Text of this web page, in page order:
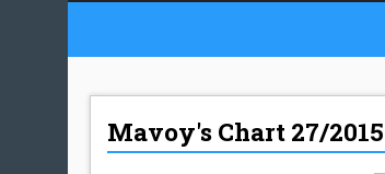
Mavoy's Chart 27/2015